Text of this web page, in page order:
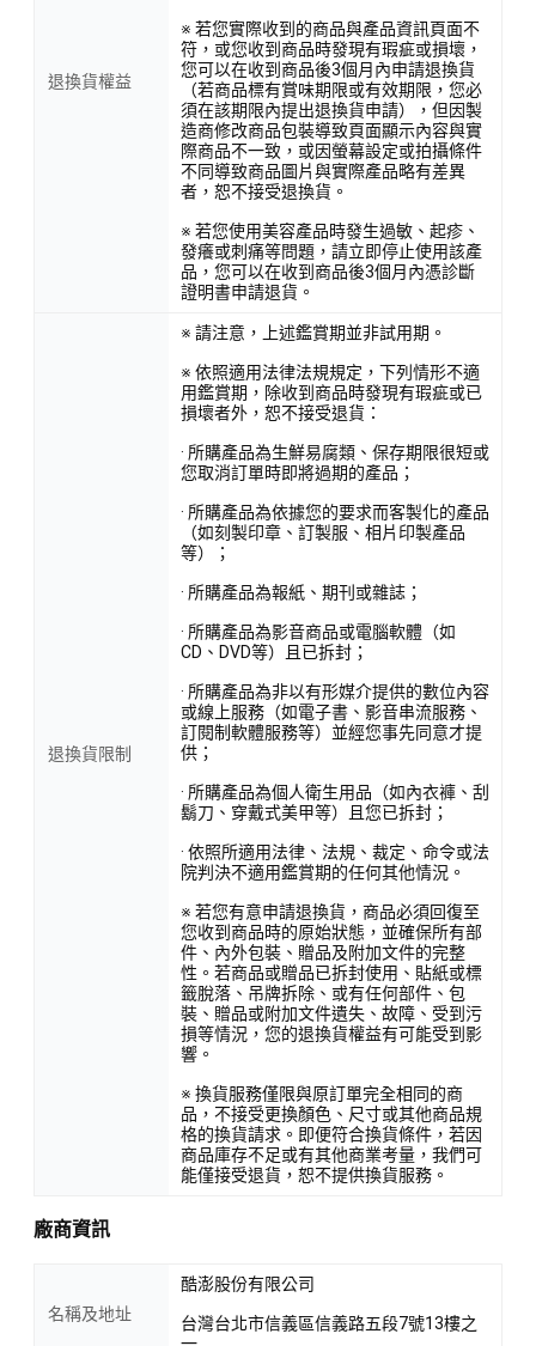
退換貨權益
※ 若您實際收到的商品與產品資訊頁面不
符，或您收到商品時發現有瑕疵或損壞，
您可以在收到商品後3個月內申請退換貨
（若商品標有賞味期限或有效期限，您必
須在該期限內提出退換貨申請），但因製
造商修改商品包裝導致頁面顯示內容與實
際商品不一致，或因螢幕設定或拍攝條件
不同導致商品圖片與實際產品略有差異
者，恕不接受退換貨。
※ 若您使用美容產品時發生過敏、起疹、
發癢或刺痛等問題，請立即停止使用該產
品，您可以在收到商品後3個月內憑診斷
證明書申請退貨。
退換貨限制
※ 請注意，上述鑑賞期並非試用期。
※ 依照適用法律法規規定，下列情形不適
用鑑賞期，除收到商品時發現有瑕疵或已
損壞者外，恕不接受退貨：
· 所購產品為生鮮易腐類、保存期限很短或
您取消訂單時即將過期的產品；
· 所購產品為依據您的要求而客製化的產品
（如刻製印章、訂製服、相片印製產品
等）；
· 所購產品為報紙、期刊或雜誌；
· 所購產品為影音商品或電腦軟體（如
CD、DVD等）且已拆封；
· 所購產品為非以有形媒介提供的數位內容
或線上服務（如電子書、影音串流服務、
訂閱制軟體服務等）並經您事先同意才提
供；
· 所購產品為個人衛生用品（如內衣褲、刮
鬍刀、穿戴式美甲等）且您已拆封；
· 依照所適用法律、法規、裁定、命令或法
院判決不適用鑑賞期的任何其他情況。
※ 若您有意申請退換貨，商品必須回復至
您收到商品時的原始狀態，並確保所有部
件、內外包裝、贈品及附加文件的完整
性。若商品或贈品已拆封使用、貼紙或標
籤脫落、吊牌拆除、或有任何部件、包
裝、贈品或附加文件遺失、故障、受到污
損等情況，您的退換貨權益有可能受到影
響。
※ 換貨服務僅限與原訂單完全相同的商
品，不接受更換顏色、尺寸或其他商品規
格的換貨請求。即便符合換貨條件，若因
商品庫存不足或有其他商業考量，我們可
能僅接受退貨，恕不提供換貨服務。
廠商資訊
名稱及地址
酷澎股份有限公司
台灣台北市信義區信義路五段7號13樓之